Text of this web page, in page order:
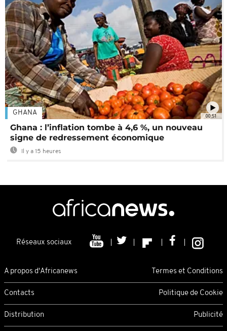
00:51
GHANA
Ghana : l’inflation tombe à 4,6 %, un nouveau
signe de redressement économique
Il y a 15 heures
Réseaux sociaux
A propos d'Africanews Termes et Conditions
Contacts Politique de Cookie
Distribution Publicité